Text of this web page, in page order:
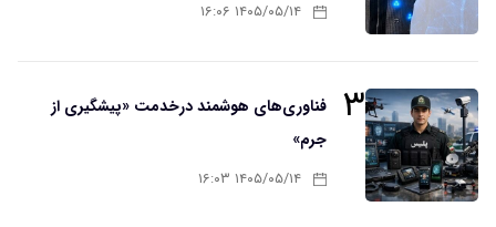
۱۴۰۵/۰۵/۱۴ ۱۶:۰۶
۳
فناوری‌های هوشمند درخدمت «پیشگیری از
جرم»
۱۴۰۵/۰۵/۱۴ ۱۶:۰۳